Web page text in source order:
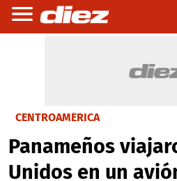
CENTROAMÉRICA
Panameños
Unidos en un